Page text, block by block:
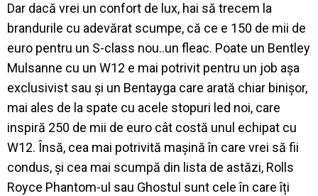
Dar dacă vrei un confort de lux, hai să trecem la
brandurile cu adevărat scumpe, că ce e 150 de mii de
euro pentru un S-class nou..un fleac. Poate un Bentley
Mulsanne cu un W12 e mai potrivit pentru un job așa
exclusivist sau și un Bentayga care arată chiar binișor,
mai ales de la spate cu acele stopuri led noi, care
inspiră 250 de mii de euro cât costă unul echipat cu
W12. Însă, cea mai potrivită mașină în care vrei să fii
condus, și cea mai scumpă din lista de astăzi, Rolls
Royce Phantom-ul sau Ghostul sunt cele în care îți